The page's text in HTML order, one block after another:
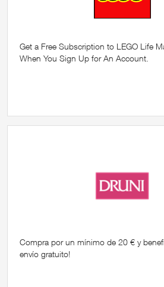
Get a Free Subscription to LEGO Life
When You Sign Up for An Account.
Compra por un mínimo de 20 € y
envío gratuito!